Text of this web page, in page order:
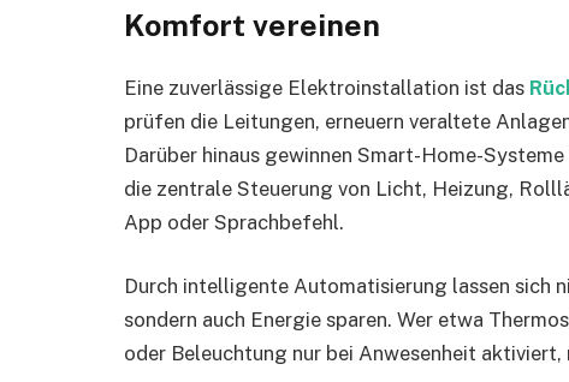
Komfort vereinen
Eine zuverlässige Elektroinstallation ist das
prüfen die Leitungen, erneuern veraltete
Darüber hinaus gewinnen Smart-Home-
die zentrale Steuerung von Licht, Heizung,
App oder Sprachbefehl.
Durch intelligente Automatisierung lassen sich
sondern auch Energie sparen. Wer etwa
oder Beleuchtung nur bei Anwesenheit